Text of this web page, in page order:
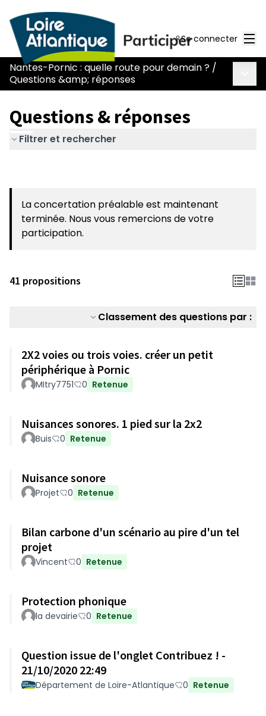
Se connecter
Nantes-Pornic : quelle route pour demain ? /
Questions &amp; réponses
Questions & réponses
Filtrer et rechercher
La concertation préalable est maintenant
terminée. Nous vous remercions de votre
participation.
41 propositions
Classement des questions par :
2X2 voies ou trois voies. créer un petit
périphérique à Pornic
MItry7751 0 Retenue
Nuisances sonores. 1 pied sur la 2x2
Buis 0 Retenue
Nuisance sonore
Projet 0 Retenue
Bilan carbone d'un scénario au pire d'un tel
projet
Vincent 0 Retenue
Protection phonique
la devairie 0 Retenue
Question issue de l'onglet Contribuez ! -
21/10/2020 22:49
Département de Loire-Atlantique 0 Retenue